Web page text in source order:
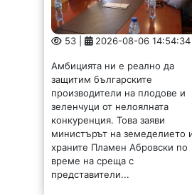
53 | 2026-08-06 14:54:34
Амбицията ни е реално да
защитим българските
производители на плодове и
зеленчуци от нелоялната
конкуренция. Това заяви
министърът на земеделието и
храните Пламен Абровски по
време на среща с
представители...